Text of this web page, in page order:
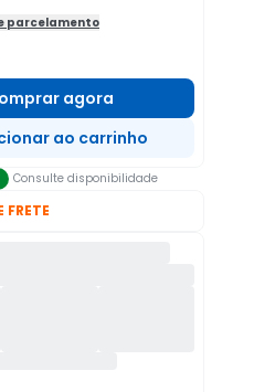
parcelamento
agora
ao carrinho
Consulte disponibilidade
FRETE